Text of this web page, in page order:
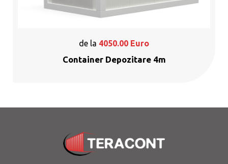
de la 4050.00 Euro
Container Depozitare 4m